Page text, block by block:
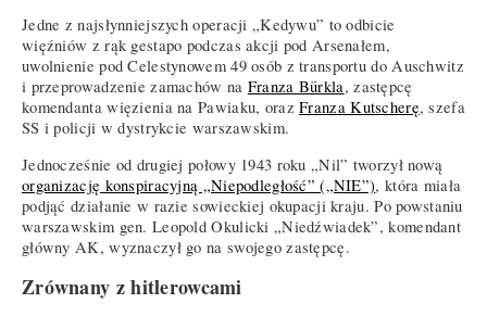
Jedne z najsłynniejszych operacji „Kedywu” to odbicie
więźniów z rąk gestapo podczas akcji pod Arsenałem,
uwolnienie pod Celestynowem 49 osób z transportu do Auschwitz
i przeprowadzenie zamachów na Franza Bürkla, zastępcę
komendanta więzienia na Pawiaku, orazFranza Kutscherę, szefa
SS i policji w dystrykcie warszawskim.
Jednocześnie od drugiej połowy 1943 roku „Nil” tworzył nową
organizację konspiracyjną „Niepodległość” („NIE”), która miała
podjąć działanie w razie sowieckiej okupacji kraju. Po powstaniu
warszawskim gen. Leopold Okulicki „Niedźwiadek”, komendant
główny AK, wyznaczył go na swojego zastępcę.
Zrównany z hitlerowcami